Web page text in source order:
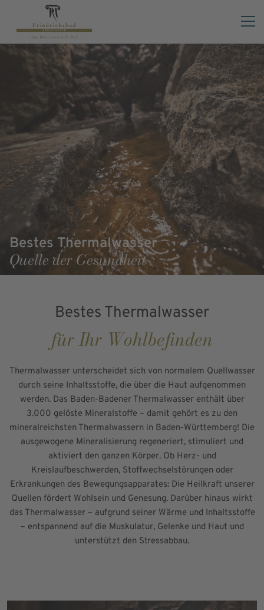
Bestes Thermalwasser
Quelle der Gesundheit
Bestes Thermalwasser
für Ihr Wohlbefinden
Thermalwasser unterscheidet sich von normalem Quellwasser
durch seine Inhaltsstoffe, die über die Haut aufgenommen
werden. Das Baden-Badener Thermalwasser enthält über
3.000 gelöste Mineralstoffe – damit gehört es zu den
mineralreichsten Thermalwassern in Baden-Württemberg! Die
ausgewogene Mineralisierung regeneriert, stimuliert und
aktiviert den ganzen Körper. Ob Herz- und
Kreislaufbeschwerden, Stoffwechselstörungen oder
Erkrankungen des Bewegungsapparates: Die Heilkraft unserer
Quellen fördert Wohlsein und Genesung. Darüber hinaus wirkt
das Thermalwasser – aufgrund seiner Wärme und Inhaltsstoffe
– entspannend auf die Muskulatur, Gelenke und Haut und
unterstützt den Stressabbau.